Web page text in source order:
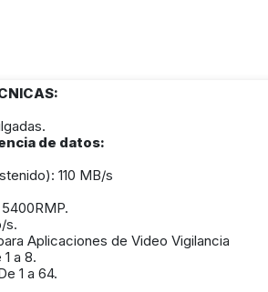
de datos:
110 MB/s
5400RMP.
s.
Aplicaciones de Video Vigilancia
1 a 8.
1 a 64.